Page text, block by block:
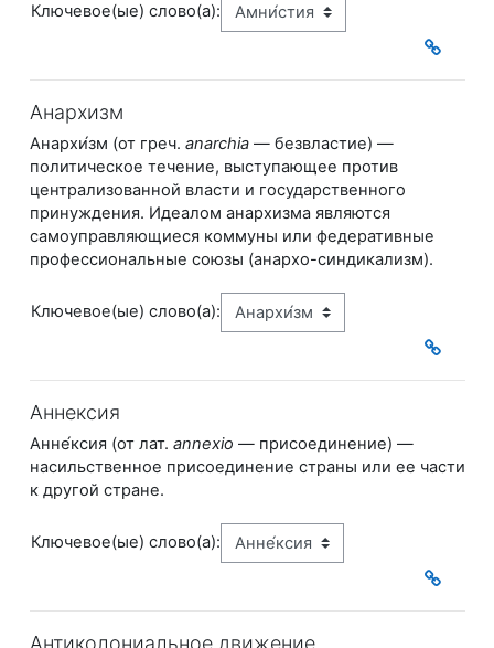
Ключевое(ые) слово(а):
Анархизм
Анархи́зм (от греч. anarchia — ​безвластие) —
политическое течение, выступающее против
централизованной власти и государственного
принуждения. Идеалом анархизма являются
самоуправляющиеся коммуны или федеративные
профессиональные союзы (анархо-синдикализм).
Ключевое(ые) слово(а):
Аннексия
Анне́ксия (от лат. annexio — ​присоединение) —
насильственное присоединение страны или ее части
к другой стране.
Ключевое(ые) слово(а):
Антиколониальное движение